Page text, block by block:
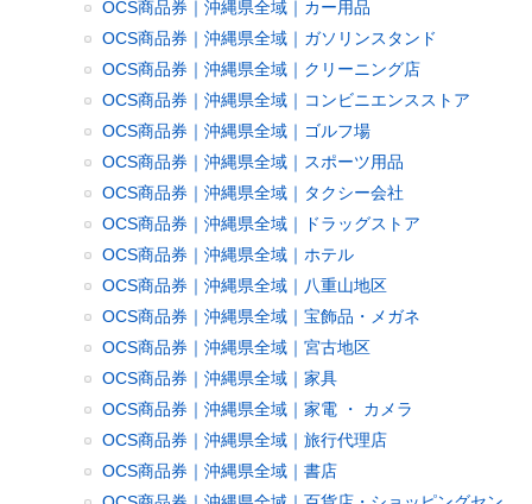
OCS商品券｜沖縄県全域｜カー用品
OCS商品券｜沖縄県全域｜ガソリンスタンド
OCS商品券｜沖縄県全域｜クリーニング店
OCS商品券｜沖縄県全域｜コンビニエンスストア
OCS商品券｜沖縄県全域｜ゴルフ場
OCS商品券｜沖縄県全域｜スポーツ用品
OCS商品券｜沖縄県全域｜タクシー会社
OCS商品券｜沖縄県全域｜ドラッグストア
OCS商品券｜沖縄県全域｜ホテル
OCS商品券｜沖縄県全域｜八重山地区
OCS商品券｜沖縄県全域｜宝飾品・メガネ
OCS商品券｜沖縄県全域｜宮古地区
OCS商品券｜沖縄県全域｜家具
OCS商品券｜沖縄県全域｜家電 ・ カメラ
OCS商品券｜沖縄県全域｜旅行代理店
OCS商品券｜沖縄県全域｜書店